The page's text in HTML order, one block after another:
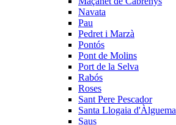
Navata
Pau
Pedret i Marzà
Pontós
Pont de Molins
Port de la Selva
Rabós
Roses
Sant Pere Pescador
Santa Llogaia d'Àlguema
Saus